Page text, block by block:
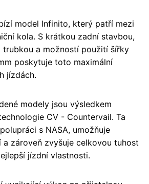
model Infinito, který patří mezi
kola. S krátkou zadní stavbou,
trubkou a možností použití šířky
poskytuje toto maximální
jízdách.
modely jsou výsledkem
CV - Countervail. Ta
s NASA, umožňuje
zároveň zvyšuje celkovou tuhost
jízdní vlastnosti.